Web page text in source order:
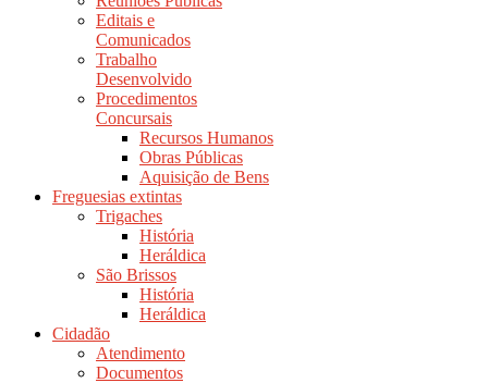
Editais e
Comunicados
Trabalho
Desenvolvido
Procedimentos
Concursais
Recursos Humanos
Obras Públicas
Aquisição de Bens
Freguesias extintas
Trigaches
História
Heráldica
São Brissos
História
Heráldica
Cidadão
Atendimento
Documentos